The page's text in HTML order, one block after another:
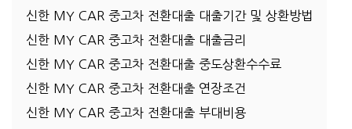
신한 MY CAR 중고차 전환대출 대출기간 및 상환방법
신한 MY CAR 중고차 전환대출 대출금리
신한 MY CAR 중고차 전환대출 중도상환수수료
신한 MY CAR 중고차 전환대출 연장조건
신한 MY CAR 중고차 전환대출 부대비용